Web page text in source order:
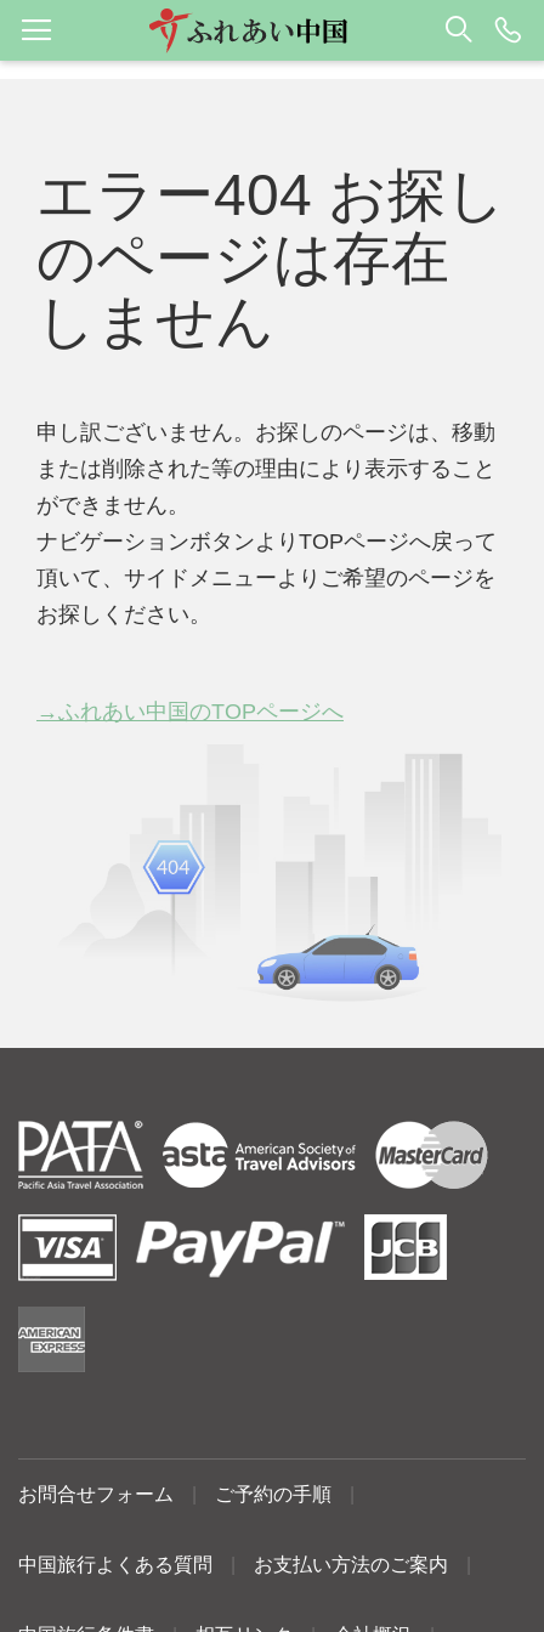
エラー404 お探し
のページは存在
しません
申し訳ございません。お探しのページは、移動
または削除された等の理由により表示すること
ができません。
ナビゲーションボタンよりTOPページへ戻って
頂いて、サイドメニューよりご希望のページを
お探しください。
→ふれあい中国のTOPページへ
お問合せフォーム ご予約の手順
中国旅行よくある質問 お支払い方法のご案内